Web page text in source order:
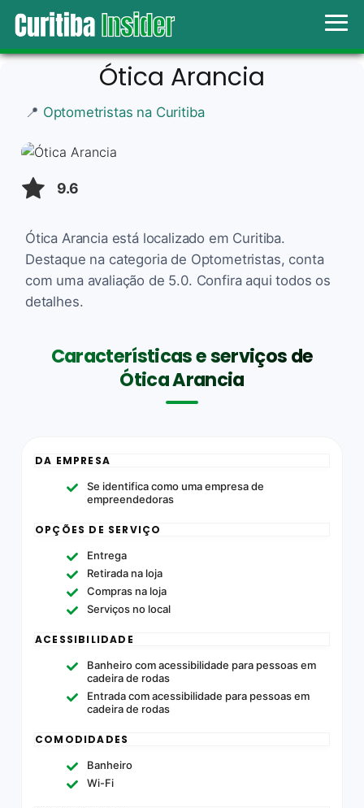
Ótica Arancia
📍 Optometristas na Curitiba
9.6
Ótica Arancia está localizado em Curitiba.
Destaque na categoria de Optometristas, conta
com uma avaliação de 5.0. Confira aqui todos os
detalhes.
Características e serviços de
Ótica Arancia
DA EMPRESA
Se identifica como uma empresa de
empreendedoras
OPÇÕES DE SERVIÇO
Entrega
Retirada na loja
Compras na loja
Serviços no local
ACESSIBILIDADE
Banheiro com acessibilidade para pessoas em
cadeira de rodas
Entrada com acessibilidade para pessoas em
cadeira de rodas
COMODIDADES
Banheiro
Wi-Fi